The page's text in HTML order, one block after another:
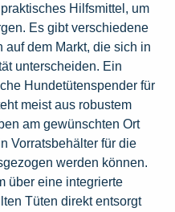
Hilfsmittel, um
Es gibt verschiedene
dem Markt, die sich in
unterscheiden. Ein
Hundetütenspender für
meist aus robustem
am gewünschten Ort
Vorratsbehälter für die
werden können.
über eine integrierte
Tüten direkt entsorgt